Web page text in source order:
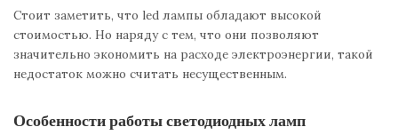
Стоит заметить, что led лампы обладают высокой
стоимостью. Но наряду с тем, что они позволяют
значительно экономить на расходе электроэнергии, такой
недостаток можно считать несущественным.
Особенности работы светодиодных ламп